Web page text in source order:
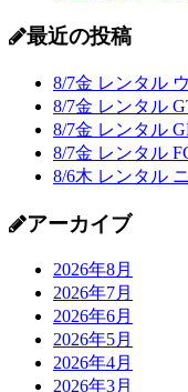
最近の投稿
8/7金 レンタル
8/7金 レンタル
8/7金 レンタル
8/7金 レンタル
8/6木 レンタル
アーカイブ
2026年8月
2026年7月
2026年6月
2026年5月
2026年4月
2026年3月